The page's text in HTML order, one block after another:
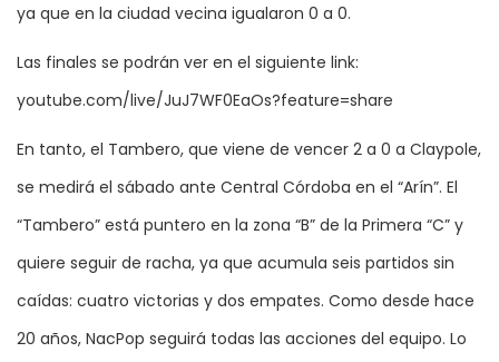
ya que en la ciudad vecina igualaron 0 a 0.
Las finales se podrán ver en el siguiente link:
youtube.com/live/JuJ7WF0EaOs?feature=share
En tanto, el Tambero, que viene de vencer 2 a 0 a Claypole,
se medirá el sábado ante Central Córdoba en el “Arín”. El
“Tambero” está puntero en la zona “B” de la Primera “C” y
quiere seguir de racha, ya que acumula seis partidos sin
caídas: cuatro victorias y dos empates. Como desde hace
20 años, NacPop seguirá todas las acciones del equipo. Lo